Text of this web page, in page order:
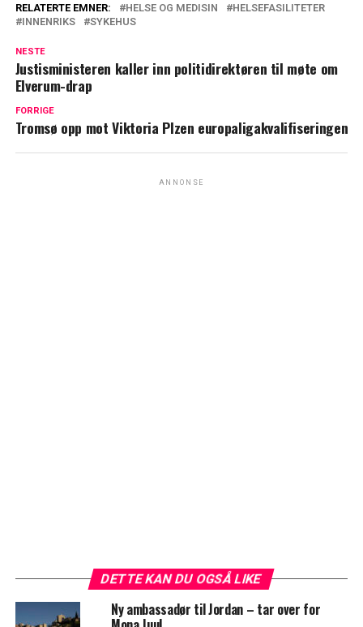
RELATERTE EMNER: HELSE OG MEDISIN
HELSEFASILITETER
INNENRIKS
SYKEHUS
NESTE
Justisministeren kaller inn politidirektøren til møte om
Elverum-drap
FORRIGE
Tromsø opp mot Viktoria Plzen europaligakvalifiseringen
ANNONSE
DETTE KAN DU OGSÅ LIKE
Ny ambassadør til Jordan – tar over for